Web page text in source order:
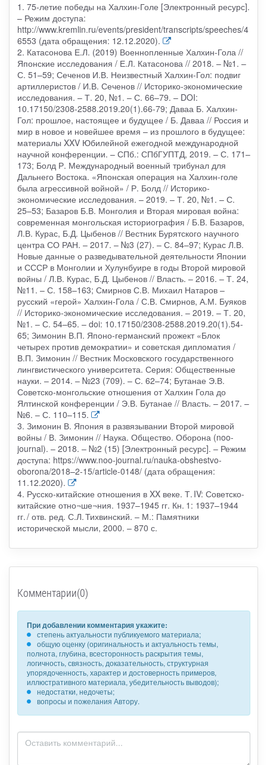
1. 75-летие победы на Халхин-Голе [Электронный ресурс].
– Режим доступа:
http://www.kremlin.ru/events/president/transcripts/speeches/4
6553 (дата обращения: 12.12.2020).
2. Катасонова Е.Л. (2019) Военнопленные Халхин-Гола //
Японские исследования / Е.Л. Катасонова // 2018. – №1. –
С. 51–59; Сеченов И.В. Неизвестный Халхин-Гол: подвиг
артиллеристов / И.В. Сеченов // Историко-экономические
исследования. – Т. 20, №1. – С. 66–79. – DOI:
10.17150/2308-2588.2019.20(1).66-79; Даваа Б. Халхин-
Гол: прошлое, настоящее и будущее / Б. Даваа // Россия и
мир в новое и новейшее время – из прошлого в будущее:
материалы XXV Юбилейной ежегодной международной
научной конференции. – СПб.: СПбГУПТД, 2019. – С. 171–
173; Болд Р. Международный военный трибунал для
Дальнего Востока. «Японская операция на Халхин-голе
была агрессивной войной» / Р. Болд // Историко-
экономические исследования. – 2019. – Т. 20, №1. – С.
25–53; Базаров Б.В. Монголия и Вторая мировая война:
современная монгольская историография / Б.В. Базаров,
Л.В. Курас, Б.Д. Цыбенов // Вестник Бурятского научного
центра СО РАН. – 2017. – №3 (27). – С. 84–97; Курас Л.В.
Новые данные о разведывательной деятельности Японии
и СССР в Монголии и Хулунбуире в годы Второй мировой
войны / Л.В. Курас, Б.Д. Цыбенов // Власть. – 2016. – Т. 24,
№11. – С. 158–163; Смирнов С.В. Михаил Натаров –
русский «герой» Халхин-Гола / С.В. Смирнов, А.М. Буяков
// Историко-экономические исследования. – 2019. – Т. 20,
№1. – С. 54–65. – doi: 10.17150/2308-2588.2019.20(1).54-
65; Зимонин В.П. Японо-германский прожект «Блок
четырех против демократии» и советская дипломатия /
В.П. Зимонин // Вестник Московского государственного
лингвистического университета. Серия: Общественные
науки. – 2014. – №23 (709). – С. 62–74; Бутанае Э.В.
Советско-монгольские отношения от Халхин Гола до
Ялтинской конференции / Э.В. Бутанае // Власть. – 2017. –
№6. – С. 110–115.
3. Зимонин В. Япония в развязывании Второй мировой
войны / В. Зимонин // Наука. Общество. Оборона (noo-
journal). – 2018. – №2 (15) [Электронный ресурс]. – Режим
доступа: https://www.noo-journal.ru/nauka-obshestvo-
oborona/2018–2-15/article-0148/ (дата обращения:
11.12.2020).
4. Русско-китайские отношения в XX веке. Т. IV: Советско-
китайские отно¬ше¬ния. 1937–1945 гг. Кн. 1: 1937–1944
гг. / отв. ред. С.Л. Тихвинский. – М.: Памятники
исторической мысли, 2000. – 870 с.
Комментарии(0)
При добавлении комментария укажите:
степень актуальности публикуемого материала;
общую оценку (оригинальность и актуальность темы,
полнота, глубина, всесторонность раскрытия темы,
логичность, связность, доказательность, структурная
упорядоченность, характер и достоверность примеров,
иллюстративного материала, убедительность выводов);
недостатки, недочеты;
вопросы и пожелания Автору.